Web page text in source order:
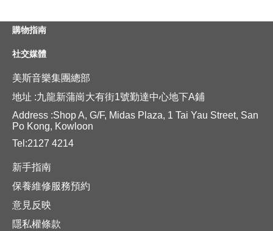
購物指南
社交媒體
美斯音樂集團總部
地址 :九龍新蒲崗大有街1號勤達中心地下A鋪
Address :Shop A, G/F, Midas Plaza, 1 Tai Yau Street, San
Po Kong, Kowloon
Tel:2127 4214
新手指南
保養維修服務預約
意見反映
隱私權條款